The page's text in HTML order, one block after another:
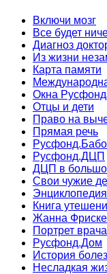
Включи мозг
Все будет
Диагноз
Из жизни
Карта памяти
Окна
Отцы и дети
Право на
Прямая речь
Русфонд.ДЦП
ДЦП в
Свои чужие
Энциклопедия
Книга
Жанна Фриске
Портрет врача
Русфонд.Дом
История
Несладкая